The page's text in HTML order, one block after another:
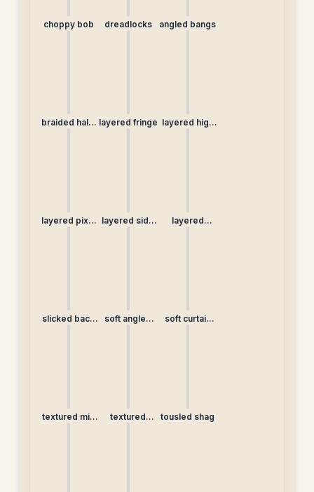
choppy bob dreadlocks angled bangs
braided half- layered fringe layered high
layered pixie
layered side
layered
slicked back
soft angled
soft curtain
textured mid
textured
tousled shag